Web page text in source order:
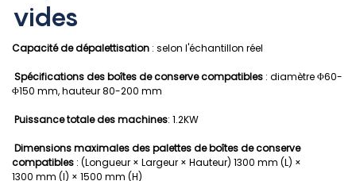
vides
Capacité de dépalettisation : selon l'échantillon réel
Spécifications des boîtes de conserve compatibles : diamètre Φ60-
Φ150 mm, hauteur 80-200 mm
Puissance totale des machines: 1.2KW
Dimensions maximales des palettes de boîtes de conserve
compatibles : (Longueur × Largeur × Hauteur) 1300 mm (L) ×
1300 mm (l) × 1500 mm (H)